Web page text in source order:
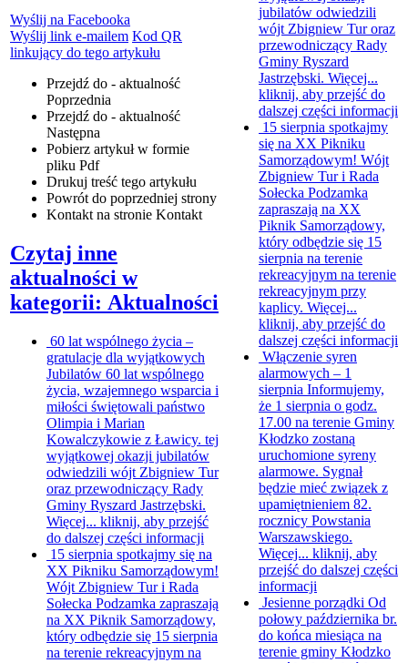
Wyślij na Facebooka
Wyślij link e-mailem Kod QR
linkujący do tego artykułu
Przejdź do - aktualność
Poprzednia
Przejdź do - aktualność
Następna
Pobierz artykuł w formie
pliku Pdf
Drukuj treść tego artykułu
Powrót do poprzedniej strony
Kontakt na stronie Kontakt
Czytaj inne
aktualności w
kategorii: Aktualności
60 lat wspólnego życia –
gratulacje dla wyjątkowych
Jubilatów 60 lat wspólnego
życia, wzajemnego wsparcia i
miłości świętowali państwo
Olimpia i Marian
Kowalczykowie z Ławicy. tej
wyjątkowej okazji jubilatów
odwiedzili wójt Zbigniew Tur
oraz przewodniczący Rady
Gminy Ryszard Jastrzębski.
Więcej... kliknij, aby przejść
do dalszej części informacji
15 sierpnia spotkajmy się na
XX Pikniku Samorządowym!
Wójt Zbigniew Tur i Rada
Sołecka Podzamka zapraszają
na XX Piknik Samorządowy,
który odbędzie się 15 sierpnia
na terenie rekreacyjnym na
jubilatów odwiedzili
wójt Zbigniew Tur oraz
przewodniczący Rady
Gminy Ryszard
Jastrzębski. Więcej...
kliknij, aby przejść do
dalszej części informacji
15 sierpnia spotkajmy
się na XX Pikniku
Samorządowym! Wójt
Zbigniew Tur i Rada
Sołecka Podzamka
zapraszają na XX
Piknik Samorządowy,
który odbędzie się 15
sierpnia na terenie
rekreacyjnym na terenie
rekreacyjnym przy
kaplicy. Więcej...
kliknij, aby przejść do
dalszej części informacji
Włączenie syren
alarmowych – 1
sierpnia Informujemy,
że 1 sierpnia o godz.
17.00 na terenie Gminy
Kłodzko zostaną
uruchomione syreny
alarmowe. Sygnał
będzie mieć związek z
upamiętnieniem 82.
rocznicy Powstania
Warszawskiego.
Więcej... kliknij, aby
przejść do dalszej części
informacji
Jesienne porządki Od
połowy października br.
do końca miesiąca na
terenie gminy Kłodzko